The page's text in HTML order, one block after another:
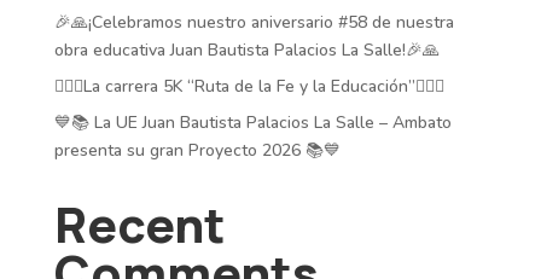
🎉🙏¡Celebramos nuestro aniversario #58 de nuestra
obra educativa Juan Bautista Palacios La Salle!🎉🙏
🏃‍♂️✨La carrera 5K “Ruta de la Fe y la Educación”🏃‍♂️✨
💙📚 La UE Juan Bautista Palacios La Salle – Ambato
presenta su gran Proyecto 2026 📚💙
Recent